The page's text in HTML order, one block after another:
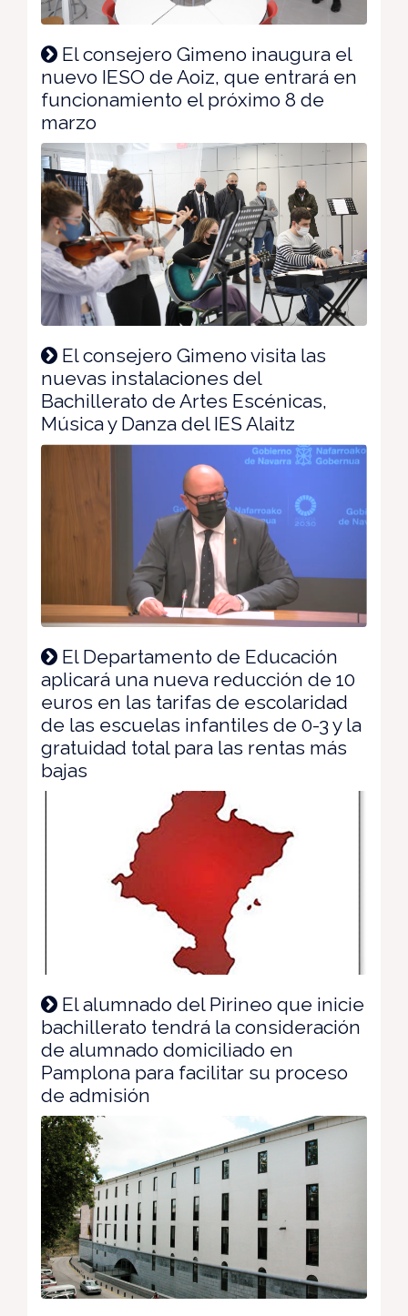
El consejero Gimeno inaugura el
nuevo IESO de Aoiz, que entrará en
funcionamiento el próximo 8 de
marzo
El consejero Gimeno visita las
nuevas instalaciones del
Bachillerato de Artes Escénicas,
Música y Danza del IES Alaitz
El Departamento de Educación
aplicará una nueva reducción de 10
euros en las tarifas de escolaridad
de las escuelas infantiles de 0-3 y la
gratuidad total para las rentas más
bajas
El alumnado del Pirineo que inicie
bachillerato tendrá la consideración
de alumnado domiciliado en
Pamplona para facilitar su proceso
de admisión